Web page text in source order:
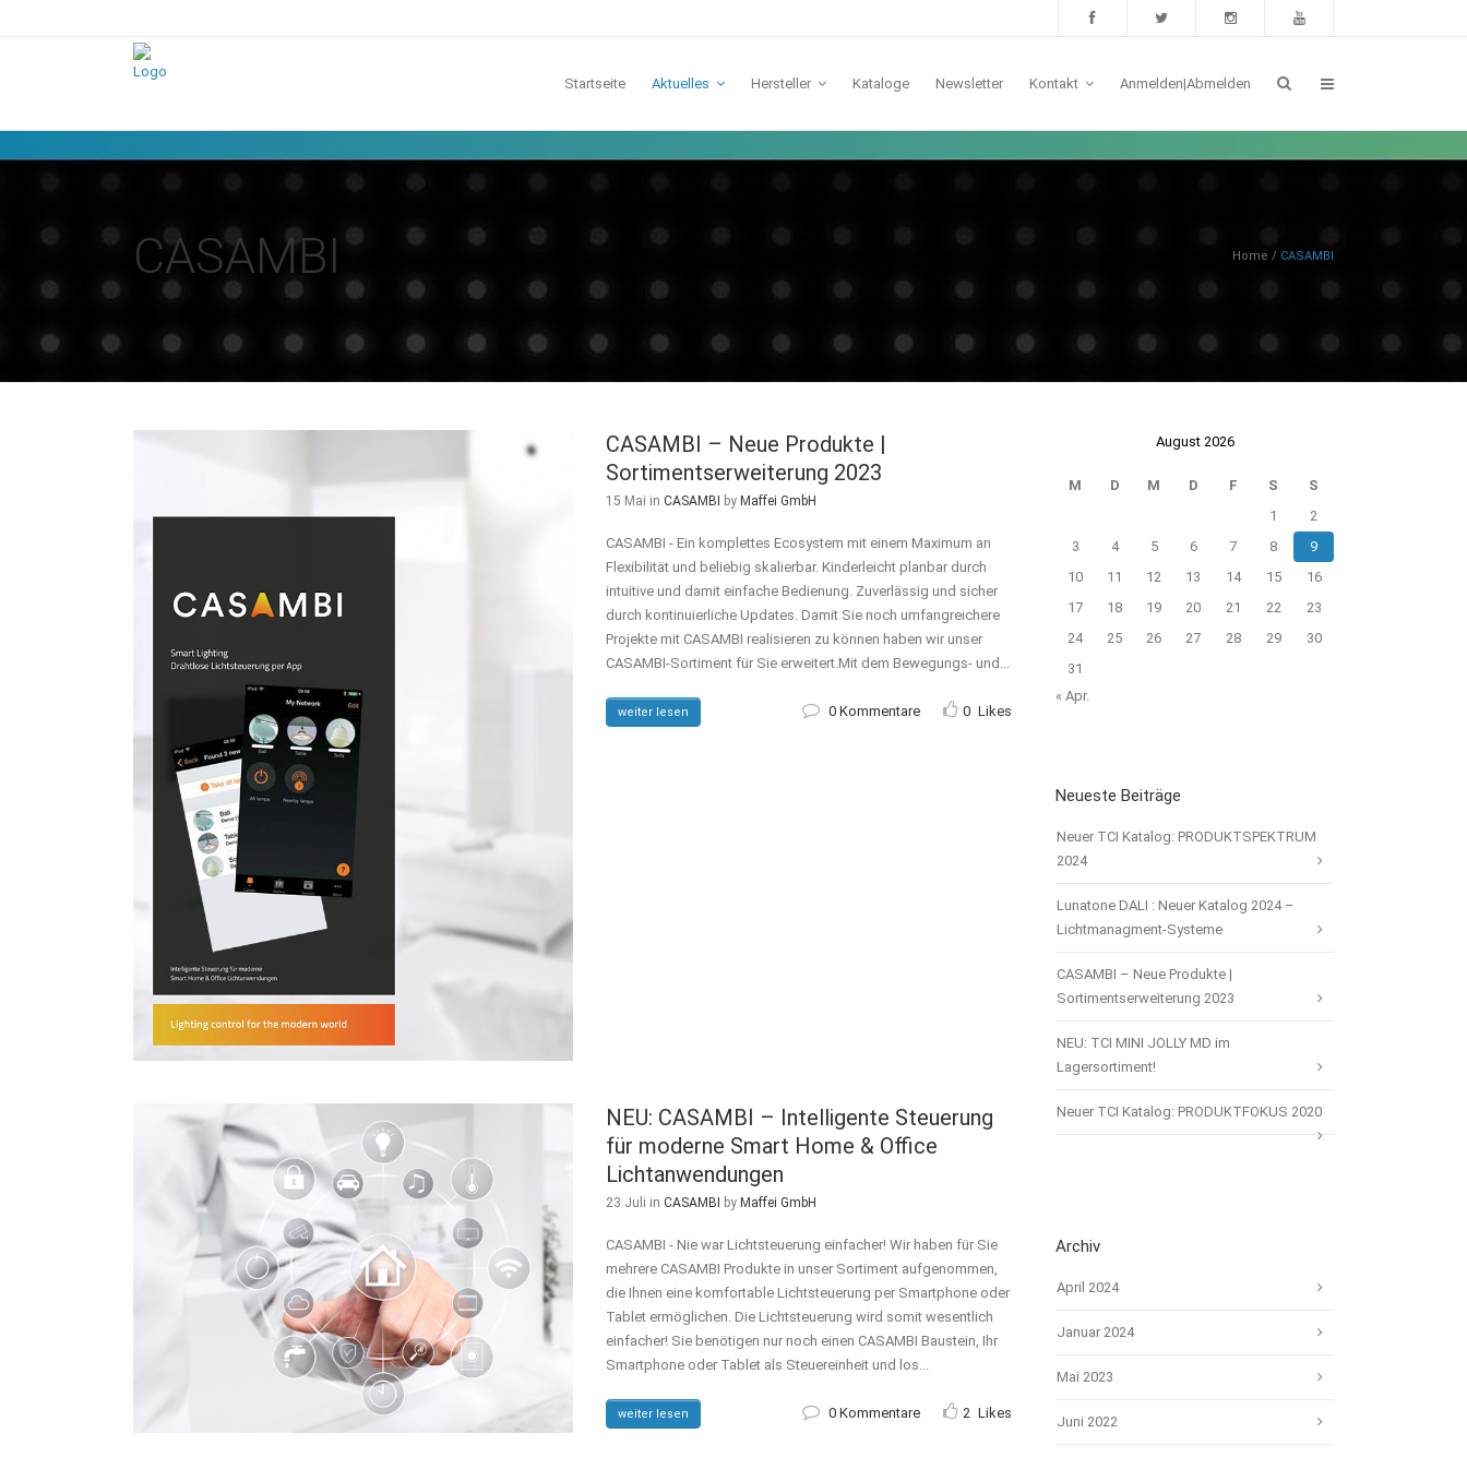
Startseite Aktuelles Hersteller
Lunatone
Casambi
Kataloge Newsletter Kontakt Anmelden|Abmelden
CASAMBI Home / CASAMBI
CASAMBI – Neue Produkte |
Sortimentserweiterung 2023
15 Mai in CASAMBI by Maffei GmbH
CASAMBI - Ein komplettes Ecosystem mit einem Maximum an
Flexibilität und beliebig skalierbar. Kinderleicht planbar durch
intuitive und damit einfache Bedienung. Zuverlässig und sicher
durch kontinuierliche Updates. Damit Sie noch umfangreichere
Projekte mit CASAMBI realisieren zu können haben wir unser
CASAMBI-Sortiment für Sie erweitert.Mit dem Bewegungs- und...
weiter lesen 0 Kommentare 0 Likes
NEU: CASAMBI – Intelligente Steuerung
für moderne Smart Home & Office
Lichtanwendungen
23 Juli in CASAMBI by Maffei GmbH
CASAMBI - Nie war Lichtsteuerung einfacher! Wir haben für Sie
mehrere CASAMBI Produkte in unser Sortiment aufgenommen,
die Ihnen eine komfortable Lichtsteuerung per Smartphone oder
Tablet ermöglichen. Die Lichtsteuerung wird somit wesentlich
einfacher! Sie benötigen nur noch einen CASAMBI Baustein, Ihr
Smartphone oder Tablet als Steuereinheit und los...
weiter lesen 0 Kommentare 2 Likes
August 2026
M D M D F S
S
1
2
3
4 5 6 7 8
9
10
11 12 13 14 15
16
17
18 19 20 21 22
23
24
25 26 27 28 29
30
31
« Apr.
Neueste Beiträge
Neuer TCI Katalog: PRODUKTSPEKTRUM
2024
Lunatone DALI : Neuer Katalog 2024 –
Lichtmanagment-Systeme
CASAMBI – Neue Produkte |
Sortimentserweiterung 2023
NEU: TCI MINI JOLLY MD im
Lagersortiment!
Neuer TCI Katalog: PRODUKTFOKUS 2020
Archiv
April 2024
Januar 2024
Mai 2023
Juni 2022